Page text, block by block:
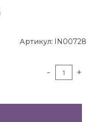
Артикул: IN00728
- +